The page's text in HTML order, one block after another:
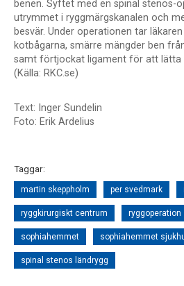
benen. Syftet med en spinal stenos-
utrymmet i ryggmärgskanalen och
besvär. Under operationen tar
kotbågarna, smärre mängder ben
samt förtjockat ligament för att lätta
(Källa: RKC.se)
Text: Inger Sundelin
Foto: Erik Ardelius
Taggar:
martin skeppholm per svedmark
ryggkirurgiskt centrum ryggoperation
sophiahemmet sophiahemmet
spinal stenos ländrygg